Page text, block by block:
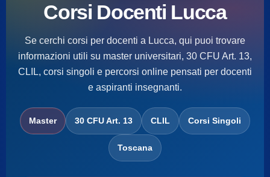
Corsi Docenti Lucca
Se cerchi corsi per docenti a Lucca, qui puoi trovare
informazioni utili su master universitari, 30 CFU Art. 13,
CLIL, corsi singoli e percorsi online pensati per docenti
e aspiranti insegnanti.
Master 30 CFU Art. 13 CLIL Corsi Singoli
Toscana